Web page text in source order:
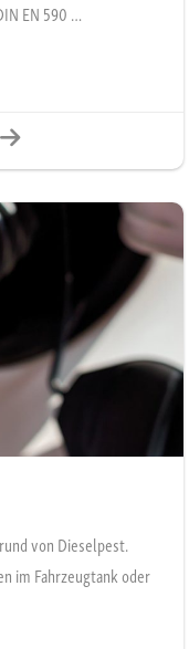
EN 590 …
von Dieselpest.
im Fahrzeugtank oder